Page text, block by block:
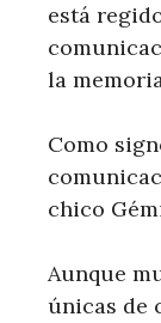
está
la
Como
chico
Aunque
únicas de